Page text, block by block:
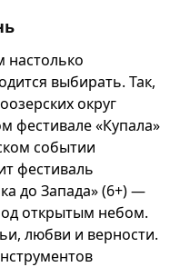
настолько
выбирать. Так,
округ
фестивале «Купала»
событии
фестиваль
до Запада» (6+) —
открытым небом.
любви и верности.